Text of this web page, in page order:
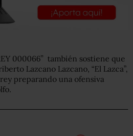
000066” también sostiene que
Lazcano Lazcano, “El Lazca”,
preparando una ofensiva